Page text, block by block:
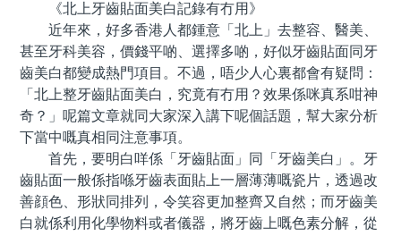
《北上牙齒貼面美白記錄有冇用》
近年來，好多香港人都鍾意「北上」去整容、醫美、
甚至牙科美容，價錢平啲、選擇多啲，好似牙齒貼面同牙
齒美白都變成熱門項目。不過，唔少人心裏都會有疑問：
「北上整牙齒貼面美白，究竟有冇用？效果係咪真系咁神
奇？」呢篇文章就同大家深入講下呢個話題，幫大家分析
下當中嘅真相同注意事項。
首先，要明白咩係「牙齒貼面」同「牙齒美白」。牙
齒貼面一般係指喺牙齒表面貼上一層薄薄嘅瓷片，透過改
善顔色、形狀同排列，令笑容更加整齊又自然；而牙齒美
白就係利用化學物料或者儀器，將牙齒上嘅色素分解，從